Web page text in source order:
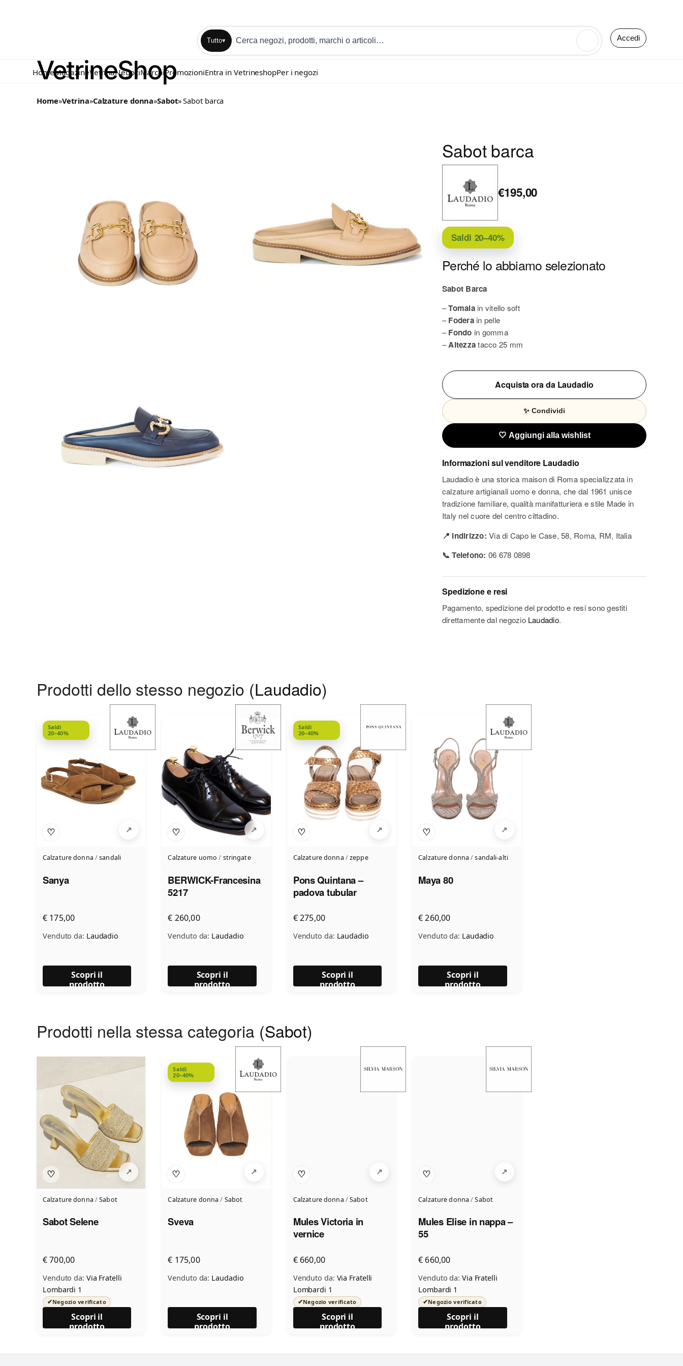
Tutto▾ Accedi
HomeMagazineVetrinaNegoziMarchi PromozioniEntra in VetrineshopPer i negozi
Home»Vetrina»Calzature donna»Sabot» Sabot barca
Sabot barca
€195,00
Saldi 20–40%
Perché lo abbiamo selezionato
Sabot Barca
–Tomaiain vitello soft
–Foderain pelle
–Fondo in gomma
–Altezzatacco 25 mm
Acquista ora da Laudadio
✨ Condividi
🤍 Aggiungi alla wishlist
Informazioni sul venditore Laudadio
Laudadio è una storica maison di Roma specializzata in
calzature artigianali uomo e donna, che dal 1961 unisce
tradizione familiare, qualità manifatturiera e stile Made in
Italy nel cuore del centro cittadino.
📍 Indirizzo: Via di Capo le Case, 58, Roma, RM, Italia
📞 Telefono: 06 678 0898
Spedizione e resi
Pagamento, spedizione del prodotto e resi sono gestiti
direttamente dal negozio Laudadio.
Prodotti dello stesso negozio (Laudadio)
Saldi
20–40%
♡
Calzature donna /sandali
Sanya
€ 175,00
Venduto da: Laudadio
Scopri il
prodotto
♡
Calzature uomo / stringate
BERWICK-Francesina
5217
€ 260,00
Venduto da: Laudadio
Scopri il
prodotto
Saldi
20–40%
♡
Calzature donna /zeppe
Pons Quintana –
padova tubular
€ 275,00
Venduto da: Laudadio
Scopri il
prodotto
♡
Calzature donna /sandali-alti
Maya 80
€ 260,00
Venduto da: Laudadio
Scopri il
prodotto
Prodotti nella stessa categoria (Sabot)
♡
Calzature donna /Sabot
Sabot Selene
€ 700,00
Venduto da: Via Fratelli
Lombardi 1
✔Negozio verificato
Scopri il
prodotto
Saldi
20–40%
♡
Calzature donna / Sabot
Sveva
€ 175,00
Venduto da: Laudadio
Scopri il
prodotto
♡
Calzature donna /Sabot
Mules Victoria in
vernice
€ 660,00
Venduto da: Via Fratelli
Lombardi 1
✔Negozio verificato
Scopri il
prodotto
♡
Calzature donna /Sabot
Mules Elise in nappa –
55
€ 660,00
Venduto da: Via Fratelli
Lombardi 1
✔Negozio verificato
Scopri il
prodotto